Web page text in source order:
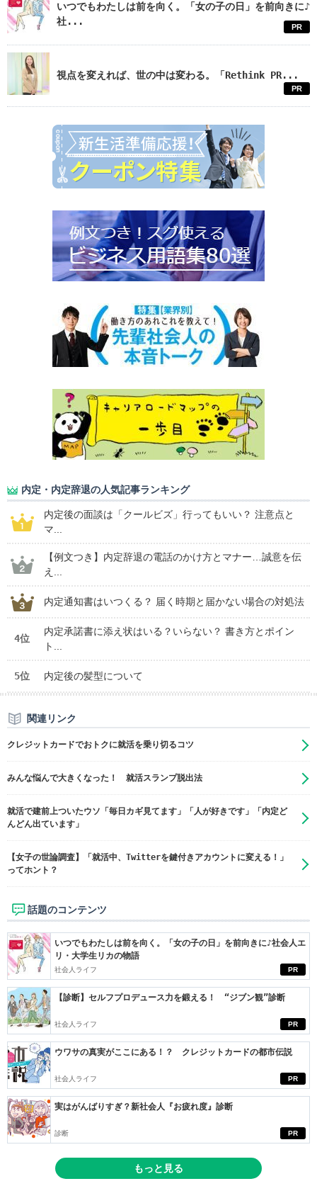
いつでもわたしは前を向く。「女の子の日」を前向きに♪
社...
PR
視点を変えれば、世の中は変わる。「Rethink PR...
PR
内定・内定辞退の人気記事ランキング
内定後の面談は「クールビズ」行ってもいい？ 注意点と
マ...
【例文つき】内定辞退の電話のかけ方とマナー…誠意を伝
え...
内定通知書はいつくる？ 届く時期と届かない場合の対処法
4位
内定承諾書に添え状はいる？いらない？ 書き方とポイン
ト...
5位 内定後の髪型について
関連リンク
クレジットカードでおトクに就活を乗り切るコツ
みんな悩んで大きくなった！ 就活スランプ脱出法
就活で建前上ついたウソ「毎日カギ見てます」「人が好きです」「内定ど
んどん出ています」
【女子の世論調査】「就活中、Twitterを鍵付きアカウントに変える！」
ってホント？
話題のコンテンツ
PR
いつでもわたしは前を向く。「女の子の日」を前向きに♪社会人エ
リ・大学生リカの物語
社会人ライフ
PR
【診断】セルフプロデュース力を鍛える！ “ジブン観”診断
社会人ライフ
PR
ウワサの真実がここにある！？ クレジットカードの都市伝説
社会人ライフ
PR
実はがんばりすぎ？新社会人『お疲れ度』診断
診断
もっと見る